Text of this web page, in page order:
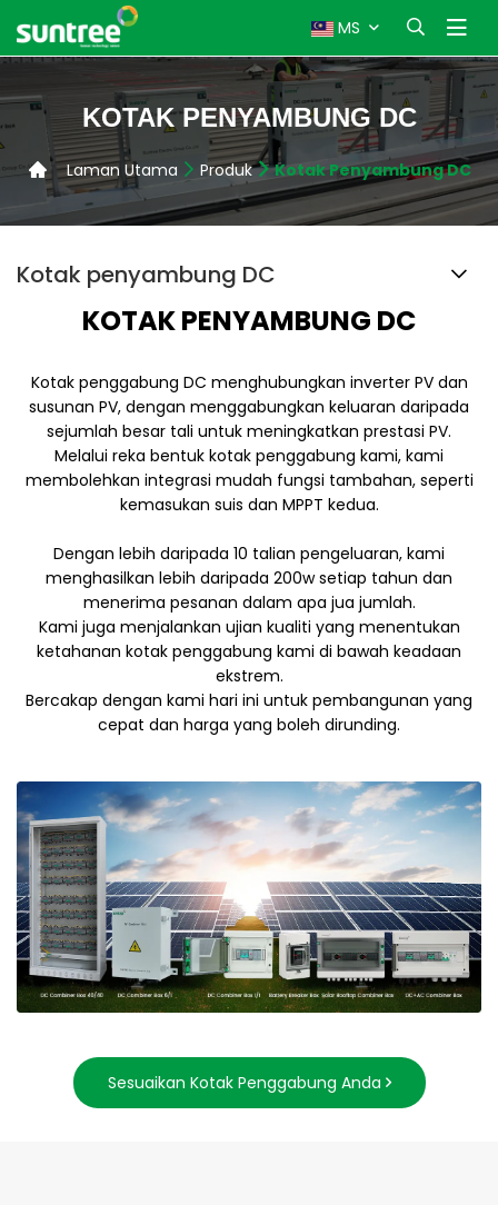
MS
KOTAK PENYAMBUNG DC
Laman Utama Produk Kotak Penyambung DC
Kotak penyambung DC
KOTAK PENYAMBUNG DC
Kotak penggabung DC menghubungkan inverter PV dan
susunan PV, dengan menggabungkan keluaran daripada
sejumlah besar tali untuk meningkatkan prestasi PV.
Melalui reka bentuk kotak penggabung kami, kami
membolehkan integrasi mudah fungsi tambahan, seperti
kemasukan suis dan MPPT kedua.
Dengan lebih daripada 10 talian pengeluaran, kami
menghasilkan lebih daripada 200w setiap tahun dan
menerima pesanan dalam apa jua jumlah.
Kami juga menjalankan ujian kualiti yang menentukan
ketahanan kotak penggabung kami di bawah keadaan
ekstrem.
Bercakap dengan kami hari ini untuk pembangunan yang
cepat dan harga yang boleh dirunding.
Sesuaikan Kotak Penggabung Anda